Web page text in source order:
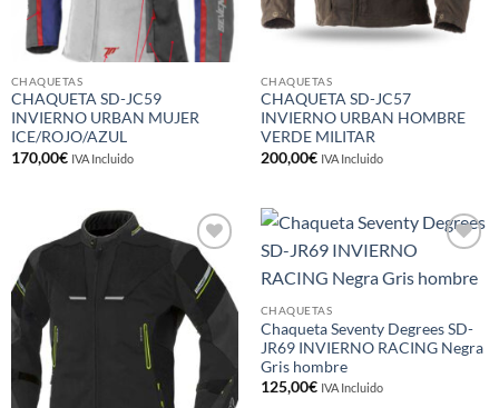
CHAQUETAS
CHAQUETA SD-JC59
INVIERNO URBAN MUJER
ICE/ROJO/AZUL
170,00€ IVA Incluido
CHAQUETAS
CHAQUETA SD-JC57
INVIERNO URBAN HOMBRE
VERDE MILITAR
200,00€ IVA Incluido
Añadir
a la
lista de
deseos
a la
CHAQUETAS
Chaqueta Seventy Degrees SD-
JR69 INVIERNO RACING Negra
Gris hombre
125,00€ IVA Incluido